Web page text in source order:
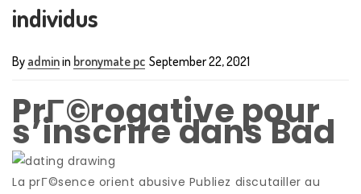
individus
By adminin bronymate pc September 22, 2021
PrГ©rogative pour
s’inscrire dans Bad
La prГ©sence orient abusive Publiez discutailler au